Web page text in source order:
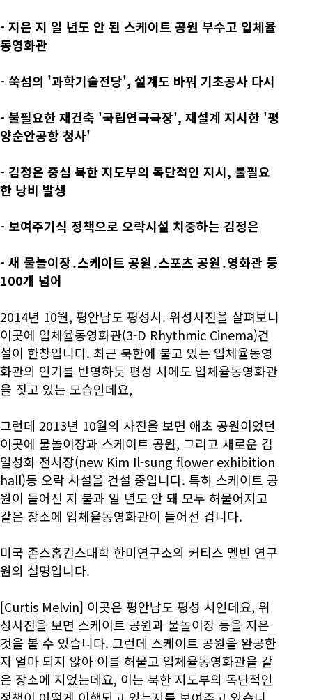
- 지은 지 일 년도 안 된 스케이트 공원 부수고 입체율
동영화관
- 쑥섬의 '과학기술전당', 설계도 바꿔 기초공사 다시
- 불필요한 재건축 '국립연극극장', 재설계 지시한 '평
양순안공항 청사'
- 김정은 중심 북한 지도부의 독단적인 지시, 불필요
한 낭비 발생
- 보여주기식 정책으로 오락시설 치중하는 김정은
- 새 물놀이장․스케이트 공원․스포츠 공원․영화관 등
100개 넘어
2014년 10월, 평안남도 평성시. 위성사진을 살펴보니
이곳에 입체율동영화관(3-D Rhythmic Cinema)건
설이 한창입니다. 최근 북한에 불고 있는 입체율동영
화관의 인기를 반영하듯 평성 시에도 입체율동영화관
을 짓고 있는 모습인데요,
그런데 2013년 10월의 사진을 보면 애초 공원이었던
이곳에 물놀이장과 스케이트 공원, 그리고 새로운 김
일성화 전시장(new Kim Il-sung flower exhibition
hall)등 오락 시설을 건설 중입니다. 특히 스케이트 공
원이 들어선 지 불과 일 년도 안 돼 모두 허물어지고
같은 장소에 입체율동영화관이 들어선 겁니다.
미국 존스홉킨스대학 한미연구소의 커티스 멜빈 연구
원의 설명입니다.
[Curtis Melvin] 이곳은 평안남도 평성 시인데요, 위
성사진을 보면 스케이트 공원과 물놀이장 등을 지은
것을 볼 수 있습니다. 그런데 스케이트 공원을 완공한
지 얼마 되지 않아 이를 허물고 입체율동영화관을 같
은 장소에 지었는데요, 이는 북한 지도부의 독단적인